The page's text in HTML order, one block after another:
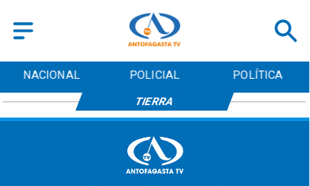
NACIONAL POLICIAL POLÍTICA
TIERRA